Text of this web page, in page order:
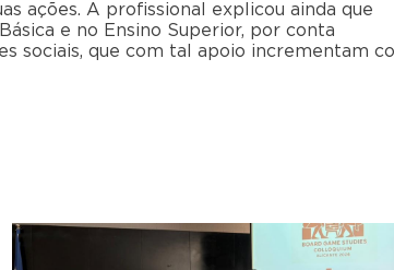
ações. A profissional explicou ainda que
e no Ensino Superior, por conta
sociais, que com tal apoio incrementam